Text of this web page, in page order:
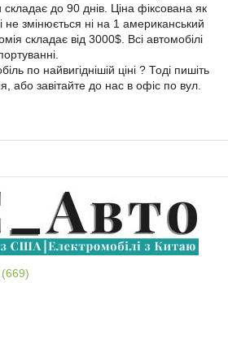
до 90 днів. Ціна фіксована як
не змінюється ні на 1 американський
складає від 3000$. Всі автомобілі
по найвигіднішій ціні ? Тоді пишіть
або завітайте до нас в офіс по вул.